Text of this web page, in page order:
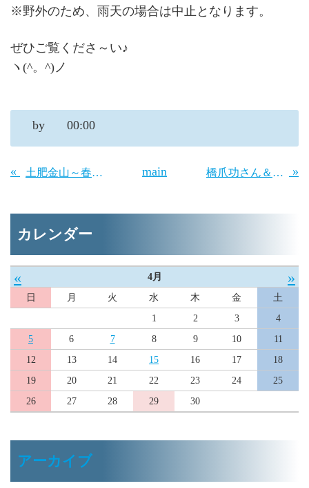
※野外のため、雨天の場合は中止となります。
ぜひご覧くださ～い♪
ヽ(^。^)ノ
by 00:00
« 土肥金山～春休み＆GWイベント情報～ main 橋爪功さん＆演劇集団「円」～菜の花舞台～スケジュール♪ »
カレンダー
« 4月 »
日 月 火 水 木 金
土
1
2 3
4
5
6 7 8 9 10
11
12
13 14 15 16 17
18
19
20 21 22 23 24
25
26
27 28 29 30
アーカイブ